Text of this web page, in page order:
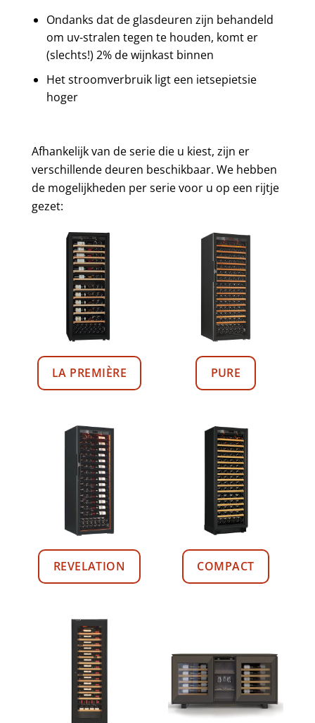
Ondanks dat de glasdeuren zijn behandeld
om uv-stralen tegen te houden, komt er
(slechts!) 2% de wijnkast binnen
Het stroomverbruik ligt een ietsepietsie
hoger
Afhankelijk van de serie die u kiest, zijn er
verschillende deuren beschikbaar. We hebben
de mogelijkheden per serie voor u op een rijtje
gezet:
LA PREMIÈRE PURE
REVELATION COMPACT